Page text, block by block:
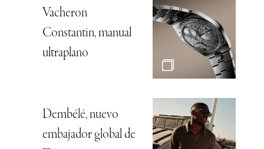
Vacheron
Constantin, manual
ultraplano
Dembélé, nuevo
embajador global de